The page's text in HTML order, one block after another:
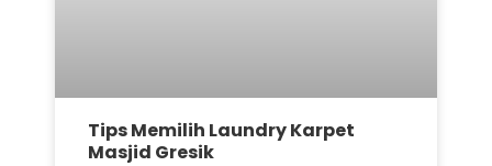
Tips Memilih Laundry Karpet
Masjid Gresik